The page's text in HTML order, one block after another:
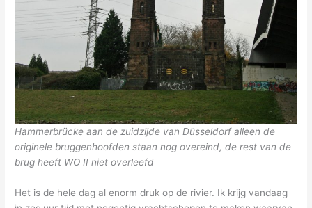
Hammerbrücke aan de zuidzijde van Düsseldorf alleen de
originele bruggenhoofden staan nog overeind, de rest van de
brug heeft WO II niet overleefd
Het is de hele dag al enorm druk op de rivier. Ik krijg vandaag